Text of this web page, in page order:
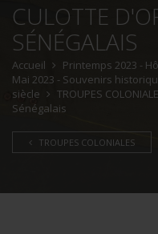
CULOTTE
SÉNÉGALAIS
Accueil Printemps 2023 -
Mai 2023 - Souvenirs
siècle
TROUPES
Sénégalais
TROUPES COLONIALES